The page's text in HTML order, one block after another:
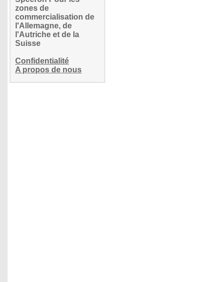
zones de
commercialisation de
l'Allemagne, de
l'Autriche et de la
Suisse
Confidentialité
A propos de nous